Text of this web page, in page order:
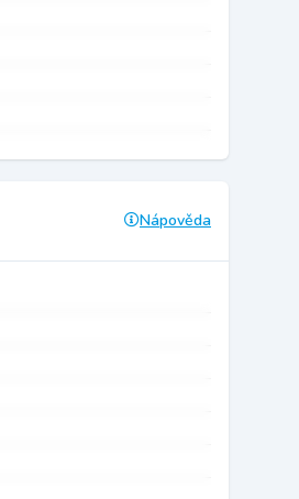
Nápověda